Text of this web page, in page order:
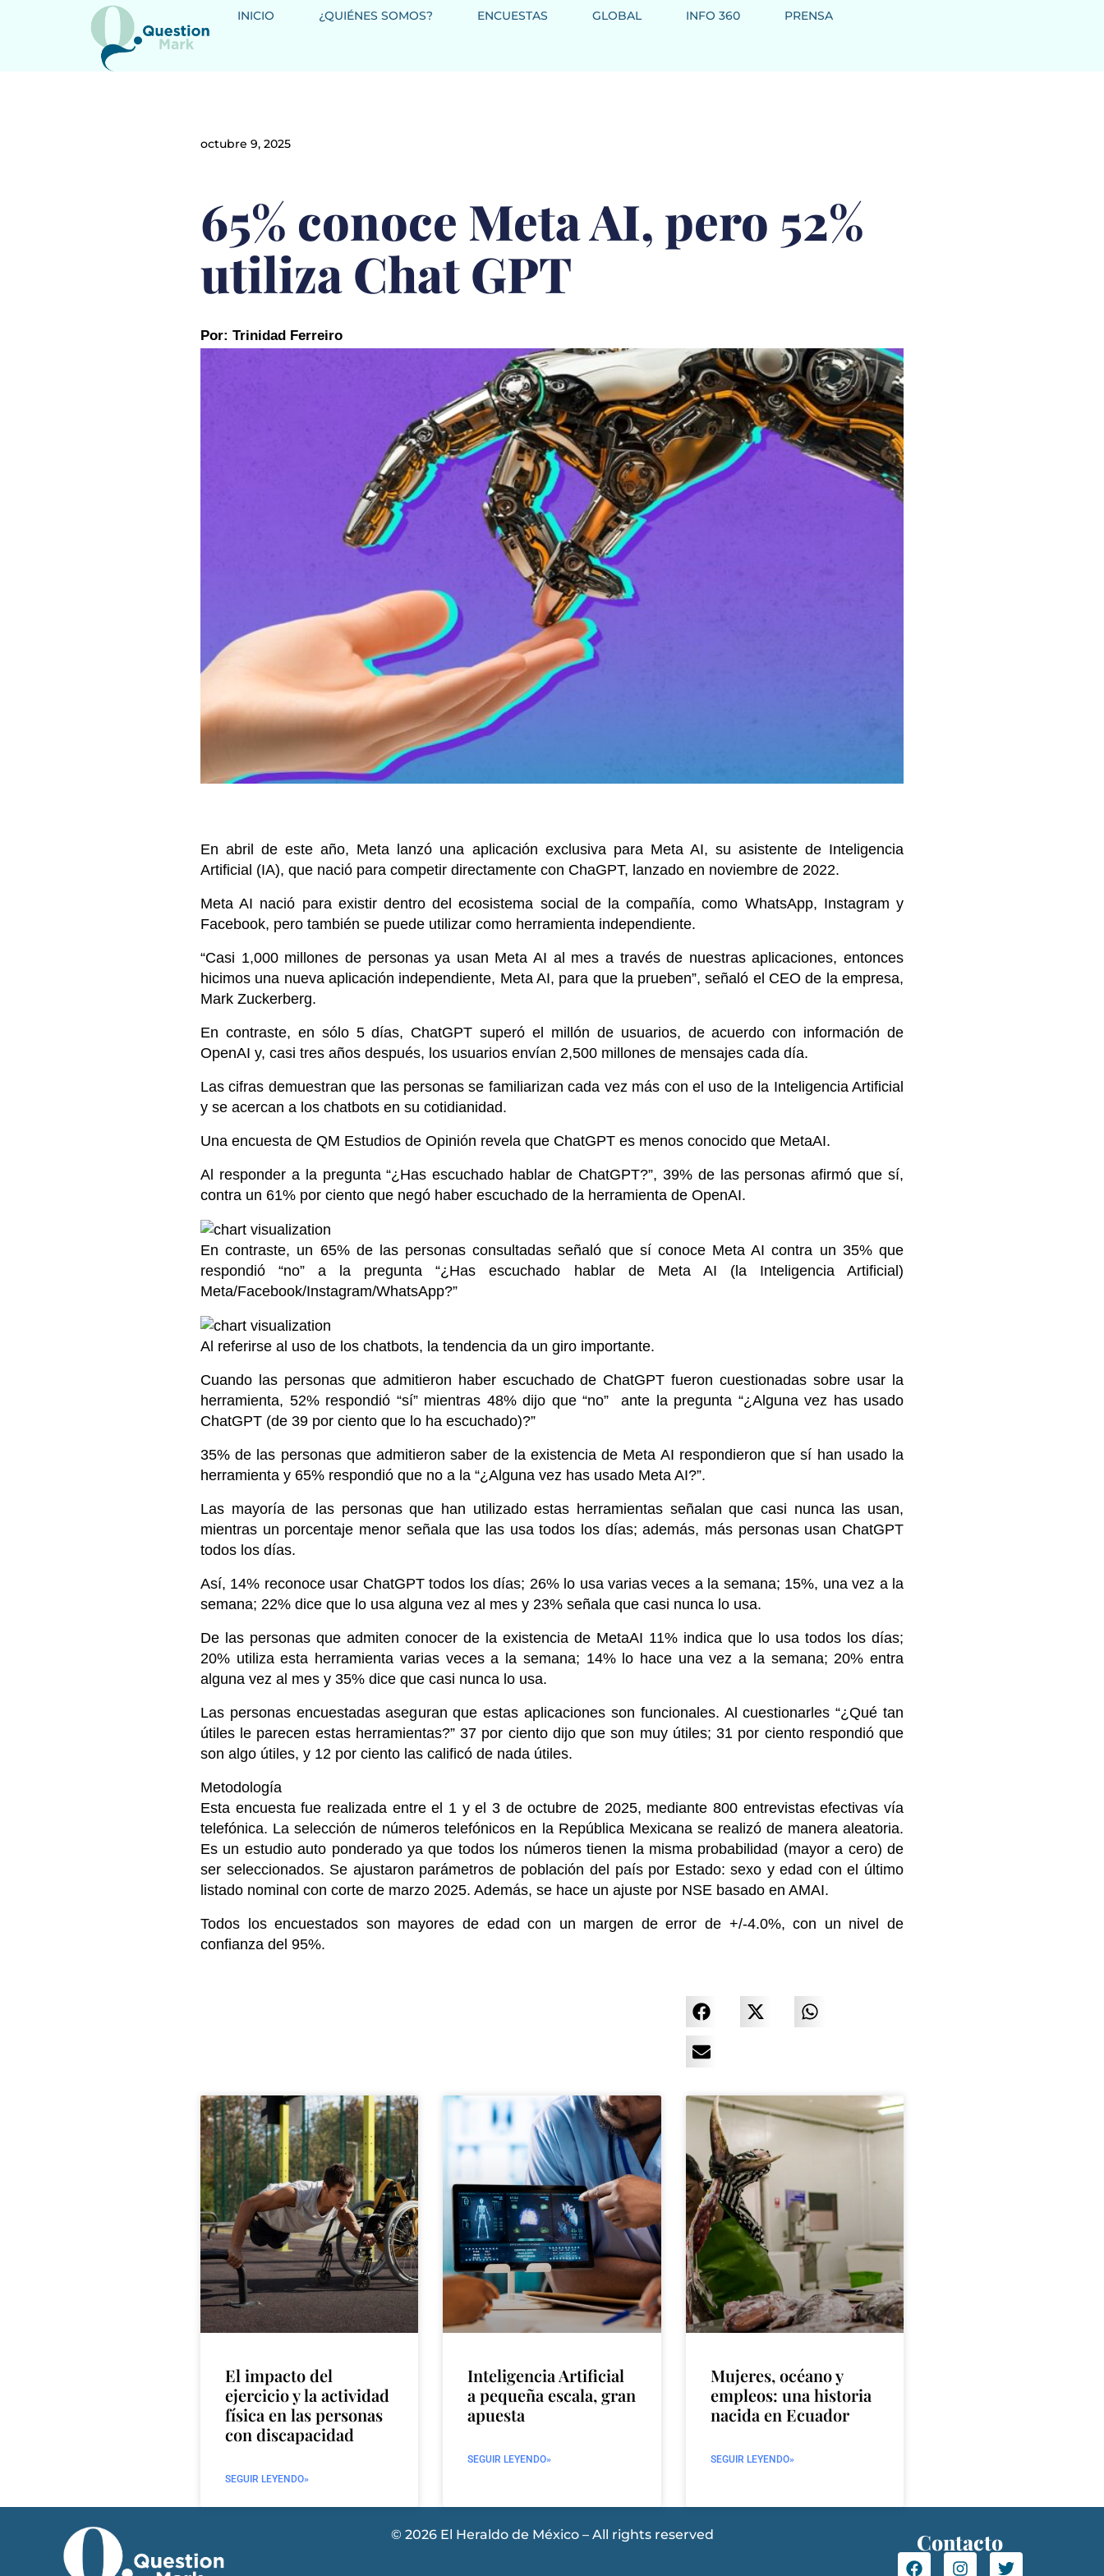
INICIO ¿QUIÉNES SOMOS? ENCUESTAS GLOBAL INFO 360 PRENSA
octubre 9, 2025
65% conoce Meta AI, pero 52%
utiliza Chat GPT
Por: Trinidad Ferreiro
En abril de este año, Meta lanzó una aplicación exclusiva para Meta AI, su asistente de Inteligencia
Artificial (IA), que nació para competir directamente con ChaGPT, lanzado en noviembre de 2022.
Meta AI nació para existir dentro del ecosistema social de la compañía, como WhatsApp, Instagram y
Facebook, pero también se puede utilizar como herramienta independiente.
“Casi 1,000 millones de personas ya usan Meta AI al mes a través de nuestras aplicaciones, entonces
hicimos una nueva aplicación independiente, Meta AI, para que la prueben”, señaló el CEO de la empresa,
Mark Zuckerberg.
En contraste, en sólo 5 días, ChatGPT superó el millón de usuarios, de acuerdo con información de
OpenAI y, casi tres años después, los usuarios envían 2,500 millones de mensajes cada día.
Las cifras demuestran que las personas se familiarizan cada vez más con el uso de la Inteligencia Artificial
y se acercan a los chatbots en su cotidianidad.
Una encuesta de QM Estudios de Opinión revela que ChatGPT es menos conocido que MetaAI.
Al responder a la pregunta “¿Has escuchado hablar de ChatGPT?”, 39% de las personas afirmó que sí,
contra un 61% por ciento que negó haber escuchado de la herramienta de OpenAI.
En contraste, un 65% de las personas consultadas señaló que sí conoce Meta AI contra un 35% que
respondió “no” a la pregunta “¿Has escuchado hablar de Meta AI (la Inteligencia Artificial)
Meta/Facebook/Instagram/WhatsApp?”
Al referirse al uso de los chatbots, la tendencia da un giro importante.
Cuando las personas que admitieron haber escuchado de ChatGPT fueron cuestionadas sobre usar la
herramienta, 52% respondió “sí” mientras 48% dijo que “no” ante la pregunta “¿Alguna vez has usado
ChatGPT (de 39 por ciento que lo ha escuchado)?”
35% de las personas que admitieron saber de la existencia de Meta AI respondieron que sí han usado la
herramienta y 65% respondió que no a la “¿Alguna vez has usado Meta AI?”.
Las mayoría de las personas que han utilizado estas herramientas señalan que casi nunca las usan,
mientras un porcentaje menor señala que las usa todos los días; además, más personas usan ChatGPT
todos los días.
Así, 14% reconoce usar ChatGPT todos los días; 26% lo usa varias veces a la semana; 15%, una vez a la
semana; 22% dice que lo usa alguna vez al mes y 23% señala que casi nunca lo usa.
De las personas que admiten conocer de la existencia de MetaAI 11% indica que lo usa todos los días;
20% utiliza esta herramienta varias veces a la semana; 14% lo hace una vez a la semana; 20% entra
alguna vez al mes y 35% dice que casi nunca lo usa.
Las personas encuestadas aseguran que estas aplicaciones son funcionales. Al cuestionarles “¿Qué tan
útiles le parecen estas herramientas?” 37 por ciento dijo que son muy útiles; 31 por ciento respondió que
son algo útiles, y 12 por ciento las calificó de nada útiles.
Metodología
Esta encuesta fue realizada entre el 1 y el 3 de octubre de 2025, mediante 800 entrevistas efectivas vía
telefónica. La selección de números telefónicos en la República Mexicana se realizó de manera aleatoria.
Es un estudio auto ponderado ya que todos los números tienen la misma probabilidad (mayor a cero) de
ser seleccionados. Se ajustaron parámetros de población del país por Estado: sexo y edad con el último
listado nominal con corte de marzo 2025. Además, se hace un ajuste por NSE basado en AMAI.
Todos los encuestados son mayores de edad con un margen de error de +/-4.0%, con un nivel de
confianza del 95%.
El impacto del
ejercicio y la actividad
física en las personas
con discapacidad
SEGUIR LEYENDO»
Inteligencia Artificial
a pequeña escala, gran
apuesta
SEGUIR LEYENDO»
Mujeres, océano y
empleos: una historia
nacida en Ecuador
SEGUIR LEYENDO»
© 2026 El Heraldo de México – All rights reserved Contacto